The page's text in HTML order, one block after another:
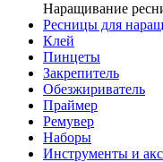
Наращивание
Ресницы для
Клей
Пинцеты
Закрепитель
Обезжириватель
Праймер
Ремувер
Наборы
Инструменты и